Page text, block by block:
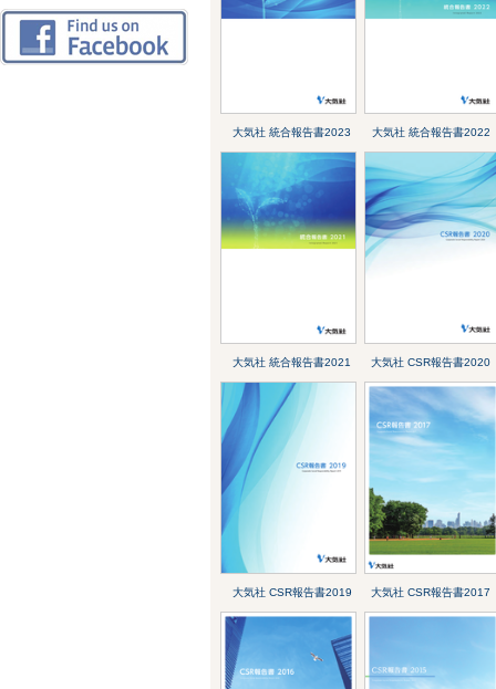
大気社 統合報告書2023 大気社 統合報告書2022
大気社 統合報告書2021 大気社 CSR報告書2020
大気社 CSR報告書2019 大気社 CSR報告書2017